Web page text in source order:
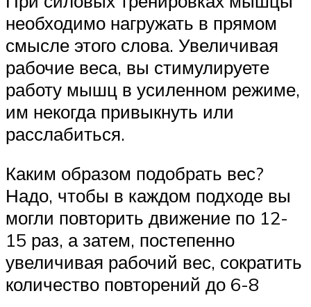
необходимо нагружать в прямом
смысле этого слова. Увеличивая
рабочие веса, вы стимулируете
работу мышц в усиленном режиме,
им некогда привыкнуть или
расслабиться.
Каким образом подобрать вес?
Надо, чтобы в каждом подходе вы
могли повторить движение по 12-
15 раз, а затем, постепенно
увеличивая рабочий вес, сократить
количество повторений до 6-8